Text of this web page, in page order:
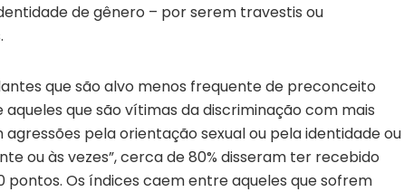
de gênero – por serem travestis ou
que são alvo menos frequente de preconceito
que são vítimas da discriminação com mais
pela orientação sexual ou pela identidade ou
ou às vezes”, cerca de 80% disseram ter recebido
pontos. Os índices caem entre aqueles que sofrem